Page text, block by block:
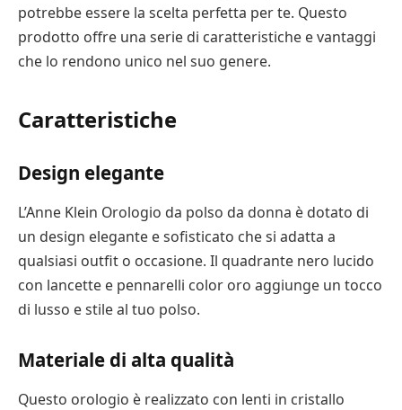
potrebbe essere la scelta perfetta per te. Questo
prodotto offre una serie di caratteristiche e vantaggi
che lo rendono unico nel suo genere.
Caratteristiche
Design elegante
L’Anne Klein Orologio da polso da donna è dotato di
un design elegante e sofisticato che si adatta a
qualsiasi outfit o occasione. Il quadrante nero lucido
con lancette e pennarelli color oro aggiunge un tocco
di lusso e stile al tuo polso.
Materiale di alta qualità
Questo orologio è realizzato con lenti in cristallo